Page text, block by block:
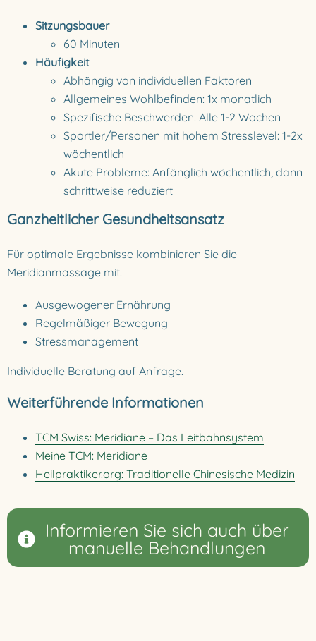
Sitzungsbauer
60 Minuten
Häufigkeit
Abhängig von individuellen Faktoren
Allgemeines Wohlbefinden: 1x monatlich
Spezifische Beschwerden: Alle 1-2 Wochen
Sportler/Personen mit hohem Stresslevel: 1-2x
wöchentlich
Akute Probleme: Anfänglich wöchentlich, dann
schrittweise reduziert
Ganzheitlicher Gesundheitsansatz
Für optimale Ergebnisse kombinieren Sie die
Meridianmassage mit:
Ausgewogener Ernährung
Regelmäßiger Bewegung
Stressmanagement
Individuelle Beratung auf Anfrage.
Weiterführende Informationen
TCM Swiss: Meridiane – Das Leitbahnsystem
Meine TCM: Meridiane
Heilpraktiker.org: Traditionelle Chinesische Medizin
Informieren Sie sich auch über
manuelle Behandlungen